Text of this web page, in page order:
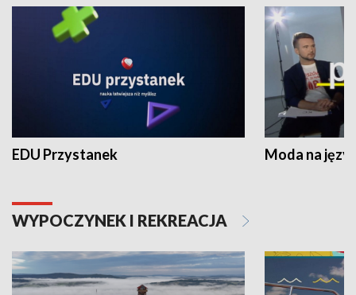
EDU Przystanek Moda na
WYPOCZYNEK I REKREACJA